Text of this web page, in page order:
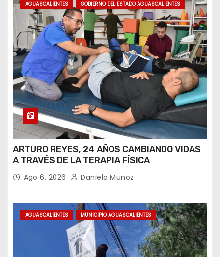
AGUASCALIENTES GOBIERNO DEL ESTADO AGUASCALIENTES
ARTURO REYES, 24 AÑOS CAMBIANDO VIDAS
A TRAVÉS DE LA TERAPIA FÍSICA
Ago 6, 2026 Daniela Munoz
AGUASCALIENTES MUNICIPIO AGUASCALIENTES